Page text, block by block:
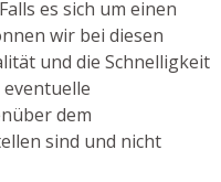
es sich um einen
wir bei diesen
und die Schnelligkeit
dem
sind und nicht